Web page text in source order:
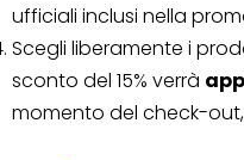
ufficiali inclusi nella
Scegli liberamente i
sconto del 15% verrà
momento del check-out,